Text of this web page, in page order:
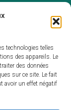
technologies telles
des appareils. Le
des données
sur ce site. Le fait
avoir un effet négatif